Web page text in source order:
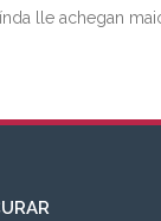
lle achegan